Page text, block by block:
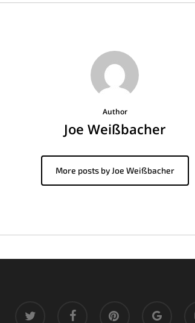
Author
Joe Weißbacher
More posts by Joe Weißbacher
plus